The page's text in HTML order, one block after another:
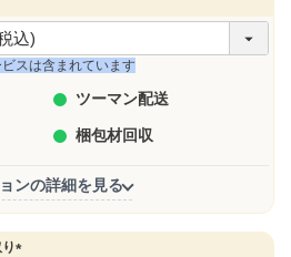
スは含まれています
ツーマン配送
梱包材回収
ンの詳細を見る